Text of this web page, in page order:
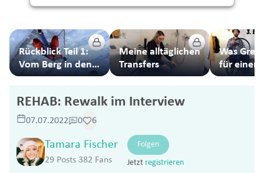
Rückblick Teil 1:
Vom Berg in den
Rollstuhl und
Meine alltäglichen
Transfers
Was
für einen
REHAB: Rewalk im Interview
07.07.2022 0 6
Tamara Fischer
29 Posts 382 Fans
Folgen
Jetzt registrieren